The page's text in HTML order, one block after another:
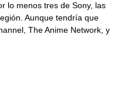
lo menos tres de Sony, las
Aunque tendría que
The Anime Network, y